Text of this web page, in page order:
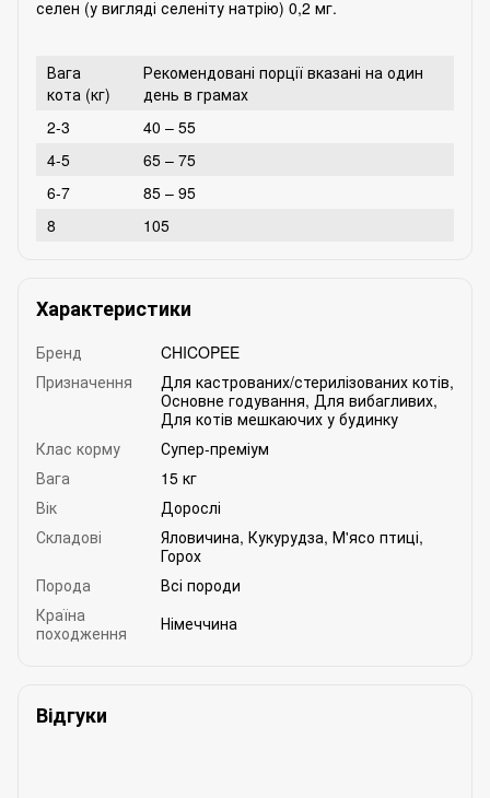
селен (у вигляді селеніту натрію) 0,2 мг.
Вага
кота (кг)
Рекомендовані порції вказані на один
день в грамах
2-3
40 – 55
4-5
65 – 75
6-7
85 – 95
8
105
Характеристики
Бренд
CHICOPEE
Призначення
Для кастрованих/стерилізованих котів,
Основне годування, Для вибагливих,
Для котів мешкаючих у будинку
Клас корму
Супер-преміум
Вага
15 кг
Вік
Дорослі
Складові
Яловичина, Кукурудза, М'ясо птиці,
Горох
Порода
Всі породи
Країна
походження
Німеччина
Відгуки